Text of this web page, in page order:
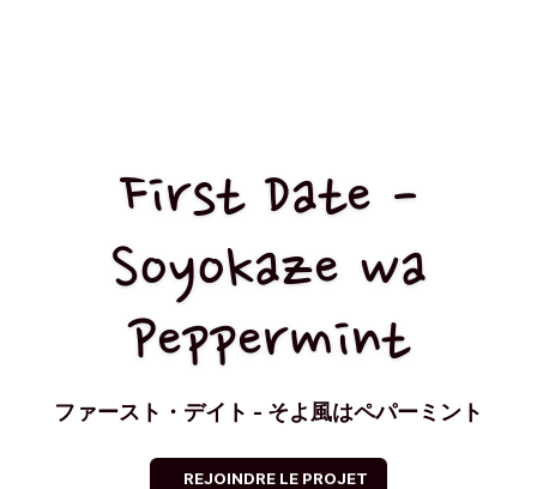
First Date -
Soyokaze wa
Peppermint
ファースト・デイト - そよ風はペパーミント
REJOINDRE LE PROJET